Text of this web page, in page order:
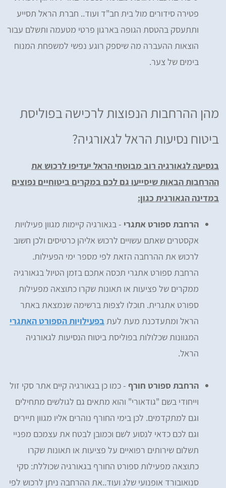
פטירה סידורים מול בית חב"ד ועוד.. חברת הראל תסייע
ותתעסק בהטסת הגופה בארגון פרטי מטעמה ותשלם עבור
הוצאות ההעברה מה שיספק רוגע נפשי למשפחת המנוח
בימים של צער.
מהן ההרחבות הנפוצות לרכישה בפוליסת
ביטוח נסיעות הראל לגאורגיה?
בנסיעה לגאורגיה רוב מבוטחי הראל יעדיפו לרכוש את
ההרחבות הבאות שיסייעו גם לכם במקרים ביטוחיים נפוצים
במדינה הגאורגית כגון:
הרחבת ספורט אתגרי - בגאורגיה קיימות מגוון פעילויות
אקסטרים שאתם עשויים לרכוש אליהן כרטיסים ולכן חשוב
לרכוש את ההרחבה הזאת לפי מספר ימי הפעילות.
הרחבת ספורט אתגרי תכסה אתכם בזמן הטיול בגאורגיה
ממקרים של פציעות או תאונות שקרו כתוצאה מפעילות
ספורט אתגרית. תוכלו לצפות ברשימה שנמצאת באתר
הראל ומתעדכנת מעת לעתבפעילויות הספורט האתגרי
המגוונות שכלולות בפוליסת ביטוח הנסיעות לגאורגיה
הראל.
הרחבת ספורט חורף - כמו כן בגאורגיה קיים אתר סקי זול
וייחודי בשם "גודאורי" והוא מתאים גם לגולשים מתחילים
וגם למתקדמים. לכן בימי החורף נוהרים אליו מגוון תיירים
וגם לכם כדאי לנסוע לשם וכמובן לבטח את עצמכם מפניי
תשלום שירותים רפואיים על פציעות או תאונות שקרו
כתוצאה מפעילות ספורט החורף בגאורגיה שכוללת: סקי
סנואובורד אופנועי שלג ועוד..את ההרחבה ניתן לרכוש לפי